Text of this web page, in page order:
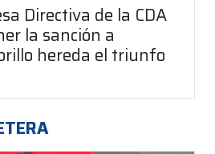
Directiva de la CDA
la sanción a
hereda el triunfo